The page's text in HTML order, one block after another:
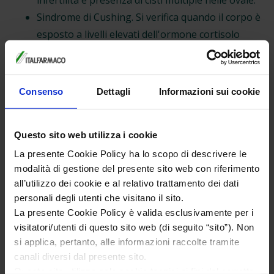
Consenso Dettagli Informazioni sui cookie
Questo sito web utilizza i cookie
La presente Cookie Policy ha lo scopo di descrivere le
modalità di gestione del presente sito web con riferimento
all’utilizzo dei cookie e al relativo trattamento dei dati
personali degli utenti che visitano il sito.
La presente Cookie Policy è valida esclusivamente per i
visitatori/utenti di questo sito web (di seguito “sito”). Non
si applica, pertanto, alle informazioni raccolte tramite
canali diversi dal presente sito.
Sindrome di Cushing. Si verifica quando il corpo è
esposto a livelli elevati dell'ormone cortisolo
(coinvolto nella risposta del corpo allo stress),
prodotto dalle ghiandole surrenali. L'aumento
dei livelli di cortisolo può turbare l'equilibrio
condizione ereditaria è caratterizzata dalla
produzione anomala da parte delle ghiandole
surrenali di ormoni steroidei, incluso cortisolo e
androgeni.
Tumori come le neoplasie ovariche ormono-
secernenti.
Alcuni farmaci.
Spesso l'irsutismo si manifesta senza una causa